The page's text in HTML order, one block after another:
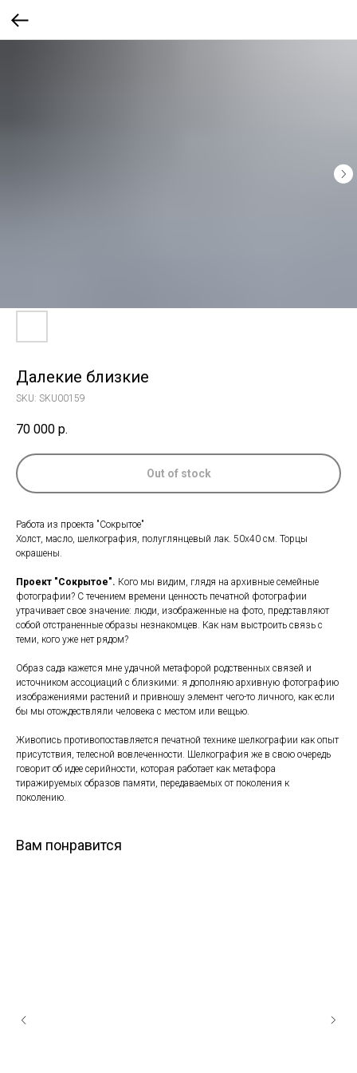
Далекие близкие
SKU: SKU00159
70 000 р.
Out of stock
Работа из проекта "Сокрытое"
Холст, масло, шелкография, полуглянцевый лак. 50х40 см. Торцы
окрашены.
Проект "Сокрытое". Кого мы видим, глядя на архивные семейные
фотографии? С течением времени ценность печатной фотографии
утрачивает свое значение: люди, изображенные на фото, представляют
собой отстраненные образы незнакомцев. Как нам выстроить связь с
теми, кого уже нет рядом?
Образ сада кажется мне удачной метафорой родственных связей и
источником ассоциаций с близкими: я дополняю архивную фотографию
изображениями растений и привношу элемент чего-то личного, как если
бы мы отождествляли человека с местом или вещью.
Живопись противопоставляется печатной технике шелкографии как опыт
присутствия, телесной вовлеченности. Шелкография же в свою очередь
говорит об идее серийности, которая работает как метафора
тиражируемых образов памяти, передаваемых от поколения к
поколению.
Вам понравится